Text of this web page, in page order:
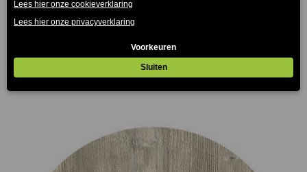
Montpellier Terrastafelblad Werzalit
(Prijs incl. btw: €90,75) -
incl. btw: €199,65)
Prijsklasse:
€75.00
tot
€165.00